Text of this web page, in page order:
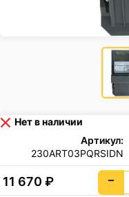
Нет в наличии
Артикул:
230ART03PQRSIDN
11 670₽ -